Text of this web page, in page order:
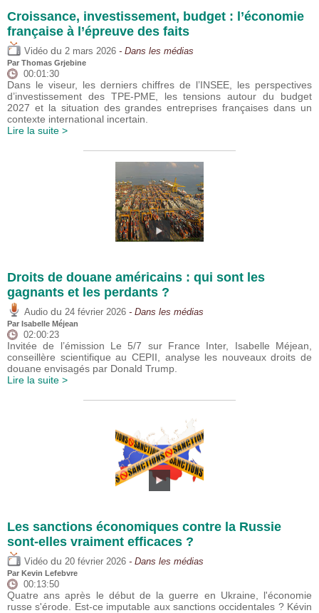
Croissance, investissement, budget : l’économie
française à l’épreuve des faits
Vidéo du 2 mars 2026 - Dans les médias
Par Thomas Grjebine
00:01:30
Dans le viseur, les derniers chiffres de l’INSEE, les perspectives
d’investissement des TPE-PME, les tensions autour du budget
2027 et la situation des grandes entreprises françaises dans un
contexte international incertain.
Lire la suite >
Droits de douane américains : qui sont les
gagnants et les perdants ?
Audio du 24 février 2026 - Dans les médias
Par Isabelle Méjean
02:00:23
Invitée de l’émission Le 5/7 sur France Inter, Isabelle Méjean,
conseillère scientifique au CEPII, analyse les nouveaux droits de
douane envisagés par Donald Trump.
Lire la suite >
Les sanctions économiques contre la Russie
sont-elles vraiment efficaces ?
Vidéo du 20 février 2026 - Dans les médias
Par Kevin Lefebvre
00:13:50
Quatre ans après le début de la guerre en Ukraine, l'économie
russe s'érode. Est-ce imputable aux sanctions occidentales ? Kévin